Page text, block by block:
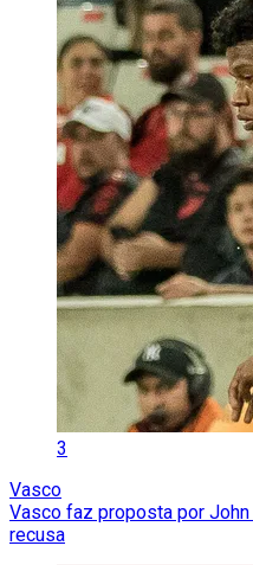
3
Vasco
Vasco faz proposta por
recusa